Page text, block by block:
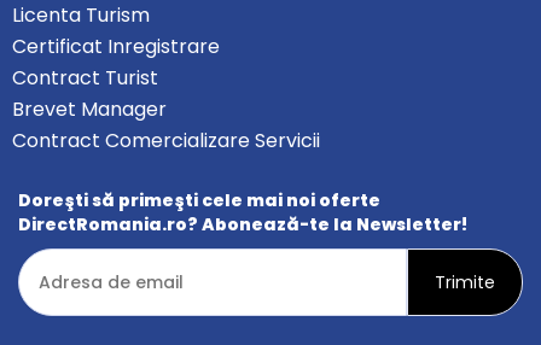
Licenta Turism
Certificat Inregistrare
Contract Turist
Brevet Manager
Contract Comercializare Servicii
Doreşti să primeşti cele mai noi oferte
DirectRomania.ro? Abonează-te la Newsletter!